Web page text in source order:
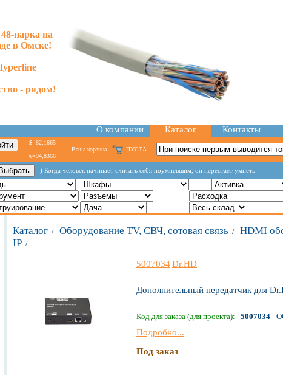
парка на
в Омске!
- рядом!
О компании Каталог Контакты
$=82,1665
€=94,8366
Ваша корзина ПУСТА
:) Когда человек начинает считать себя поумневшим, он перестает умнеть.
Каталог / Оборудование TV, СВЧ, сотовая связь / HDMI
IP /
5007034Dr.HD
Дополнительный передатчик для
Код для заказа (для проекта): 5007034 -
Подробно...
Под заказ